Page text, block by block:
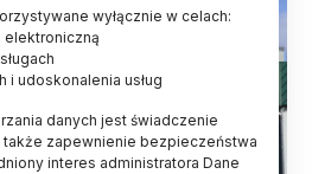
wyłącznie w celach:
elektroniczną
i udoskonalenia usług
danych jest świadczenie
także zapewnienie bezpieczeństwa
interes administratora Dane